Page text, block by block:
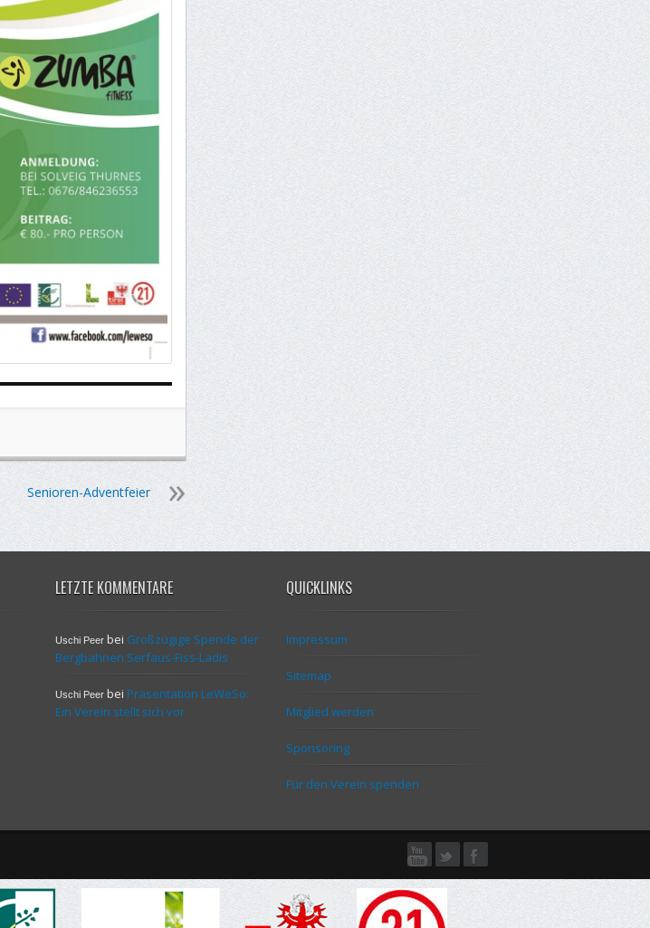
Senioren-Adventfeier
LETZTE KOMMENTARE
Uschi Peer bei Großzügige Spende der
Bergbahnen Serfaus-Fiss-Ladis
Uschi Peer bei Präsentation LeWeSo:
Ein Verein stellt sich vor
QUICKLINKS
Impressum
Sitemap
Mitglied werden
Sponsoring
Für den Verein spenden